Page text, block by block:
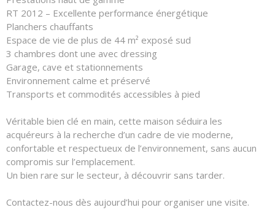
RT 2012 – Excellente performance énergétique
Planchers chauffants
Espace de vie de plus de 44 m² exposé sud
3 chambres dont une avec dressing
Garage, cave et stationnements
Environnement calme et préservé
Transports et commodités accessibles à pied
Véritable bien clé en main, cette maison séduira les
acquéreurs à la recherche d’un cadre de vie moderne,
confortable et respectueux de l’environnement, sans aucun
compromis sur l’emplacement.
Un bien rare sur le secteur, à découvrir sans tarder.
Contactez-nous dès aujourd’hui pour organiser une visite.